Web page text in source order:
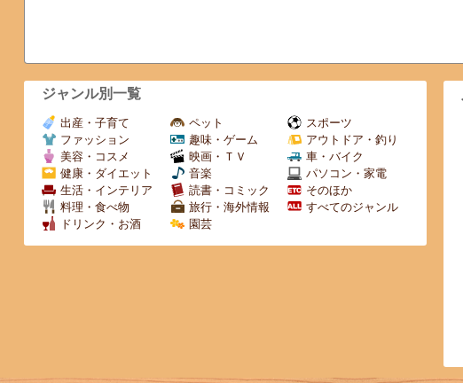
ジャンル別一覧
出産・子育て
ファッション
美容・コスメ
健康・ダイエット
生活・インテリア
料理・食べ物
ドリンク・お酒
ペット
趣味・ゲーム
映画・ＴＶ
音楽
読書・コミック
旅行・海外情報
園芸
スポーツ
アウトドア・釣り
車・バイク
パソコン・家電
そのほか
すべてのジャンル